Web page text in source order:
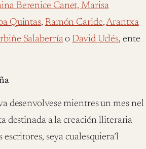
Berenice Canet, Marisa
Quintas, Ramón Caride,Arantxa
Salaberríao David Uclés, ente
desenvolvese mientres un mes nel
destinada a la creación lliteraria
seya cualesquiera’l